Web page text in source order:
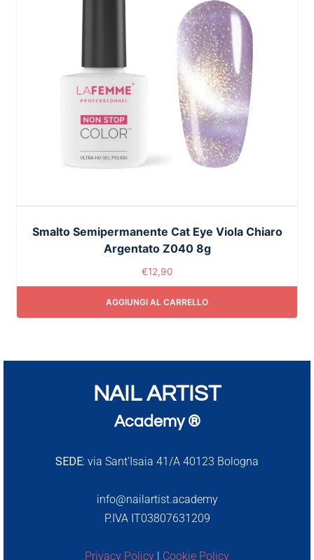
Smalto Semipermanente Cat Eye Viola Chiaro
Argentato Z040 8g
€12,90
AGGIUNGI AL CARRELLO
NAIL ARTIST
Academy ®
SEDE: via Sant’Isaia 41/A 40123 Bologna
info@nailartist.academy
P.IVA IT03807631209
Privacy Policy | Cookie Policy